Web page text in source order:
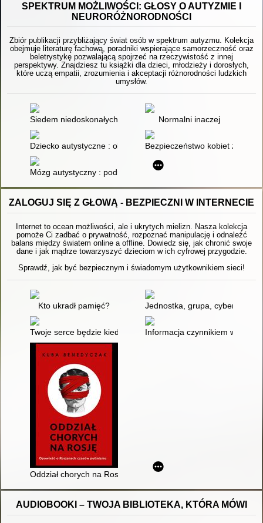
SPEKTRUM MOŻLIWOŚCI: GŁOSY O AUTYZMIE I
NEURORÓŻNORODNOŚCI
Zbiór publikacji przybliżający świat osób w spektrum autyzmu. Kolekcja
obejmuje literaturę fachową, poradniki wspierające samorzeczność oraz
beletrystykę pozwalającą spojrzeć na rzeczywistość z innej
perspektywy. Znajdziesz tu książki dla dzieci, młodzieży i dorosłych,
które uczą empatii, zrozumienia i akceptacji różnorodności ludzkich
umysłów.
Siedem niedoskonałych reguł Elviry Carr : powieść
Normalni inaczej
Dziecko autystyczne : objawy i wspomaganie : prawdziwa
Bezpieczeństwo kobiet z
Mózg autystyczny : podróż w głąb niezwykłych umysłów
ZALOGUJ SIĘ Z GŁOWĄ - BEZPIECZNI W INTERNECIE
Internet to ocean możliwości, ale i ukrytych mielizn. Nasza kolekcja
pomoże Ci zadbać o prywatność, rozpoznać manipulację i odnaleźć
balans między światem online a offline. Dowiedz się, jak chronić swoje
dane i jak mądrze towarzyszyć dzieciom w ich cyfrowej przygodzie.
Sprawdź, jak być bezpiecznym i świadomym użytkownikiem sieci!
Kto ukradł pamięć? Jednostka, grupa, cybersieć :
Twoje serce będzie kiedyś czerwoneInformacja czynnikiem
Oddział chorych na Rosję : opowieść o Rosjanach czasów
AUDIOBOOKI – TWOJA BIBLIOTEKA, KTÓRA MÓWI